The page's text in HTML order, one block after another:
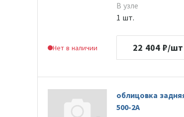
Нет в наличии
В узле
1 шт.
22 404 ₽/шт
облицовка
500-2A